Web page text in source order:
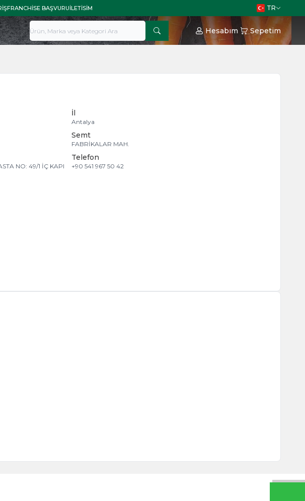
FRANCHISE BAŞVURUİLETISIM TR
Hesabım Sepetim
İl
Antalya
Semt
FABRİKALAR MAH.
NO: 49/1 İÇ KAPI
Telefon
+90 541 967 50 42